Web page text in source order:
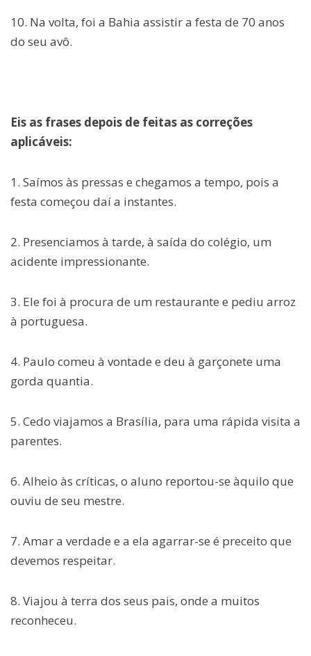
10. Na volta, foi a Bahia assistir a festa de 70 anos
do seu avô.
Eis as frases depois de feitas as correções
aplicáveis:
1. Saímos às pressas e chegamos a tempo, pois a
festa começou daí a instantes.
2. Presenciamos à tarde, à saída do colégio, um
acidente impressionante.
3. Ele foi à procura de um restaurante e pediu arroz
à portuguesa.
4. Paulo comeu à vontade e deu à garçonete uma
gorda quantia.
5. Cedo viajamos a Brasília, para uma rápida visita a
parentes.
6. Alheio às críticas, o aluno reportou-se àquilo que
ouviu de seu mestre.
7. Amar a verdade e a ela agarrar-se é preceito que
devemos respeitar.
8. Viajou à terra dos seus pais, onde a muitos
reconheceu.